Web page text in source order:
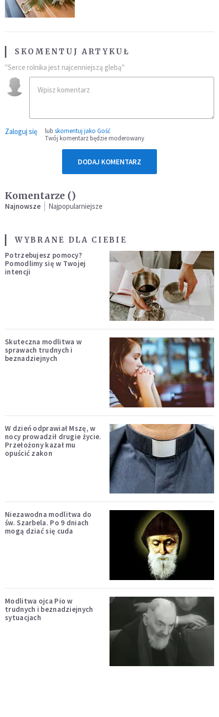
SKOMENTUJ ARTYKUŁ
"Serce rolnika jest najcenniejszą glebą"
Zaloguj się lub skomentuj jako Gość
Twój komentarz będzie moderowany
DODAJ KOMENTARZ
Komentarze ()
Najnowsze Najpopularniejsze
WYBRANE DLA CIEBIE
Potrzebujesz pomocy?
Pomodlimy się w Twojej
intencji
Skuteczna modlitwa w
sprawach trudnych i
beznadziejnych
W dzień odprawiał Mszę, w
nocy prowadził drugie życie.
Przełożony kazał mu
opuścić zakon
Niezawodna modlitwa do
św. Szarbela. Po 9 dniach
mogą dziać się cuda
Modlitwa ojca Pio w
trudnych i beznadziejnych
sytuacjach